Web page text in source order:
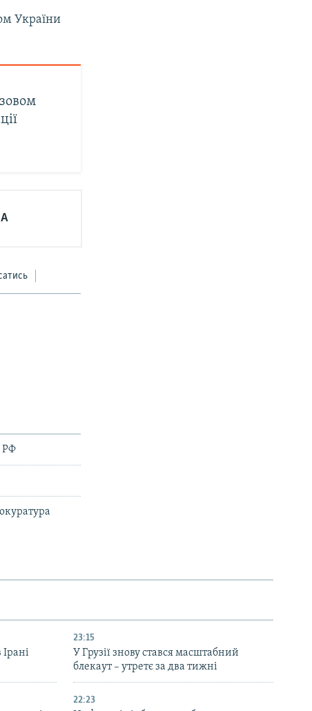
України
РФ
23:15
У Грузії знову стався масштабний
блекаут – утретє за два тижні
22:23